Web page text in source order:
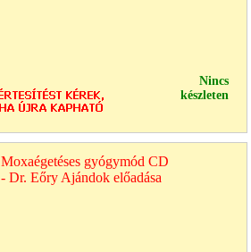
Nincs
készleten
Moxaégetéses gyógymód CD
- Dr. Eőry Ajándok előadása